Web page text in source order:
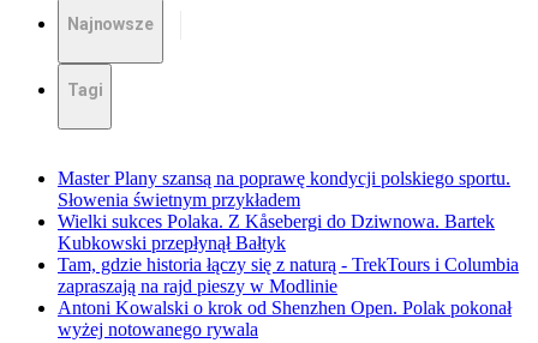
Najnowsze
Tagi
Master Plany szansą na poprawę kondycji polskiego sportu.
Słowenia świetnym przykładem
Wielki sukces Polaka. Z Kåsebergi do Dziwnowa. Bartek
Kubkowski przepłynął Bałtyk
Tam, gdzie historia łączy się z naturą - TrekTours i Columbia
zapraszają na rajd pieszy w Modlinie
Antoni Kowalski o krok od Shenzhen Open. Polak pokonał
wyżej notowanego rywala